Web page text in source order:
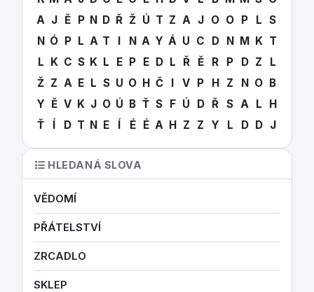
A J Ě P N D Ř Ž Ú T Z A J O O P L S
N Ó P L A T I N A Y Á U C D N M K T
L K C S K L E P E D L Ř Ě R P D Z
L
Ž Z A E L S U O H Č I V P H Z N O B
Y Ě V K J O Ú B Ť S F Ú D Ř S A L
H
Ť
Í D T N E Í É É A H Z Z Y L D D J
HLEDANÁ SLOVA
VĚDOMÍ
PŘÁTELSTVÍ
ZRCADLO
SKLEP